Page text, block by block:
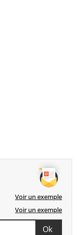
Voir un exemple
Voir un exemple